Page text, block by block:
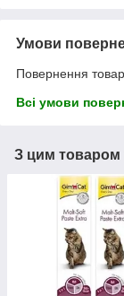
Умови
Повернення
Всі умови
З цим товаром